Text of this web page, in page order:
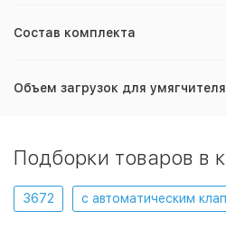
Состав комплекта
Объем загрузок для умягчителя
Подборки товаров в
3672 с автоматическим